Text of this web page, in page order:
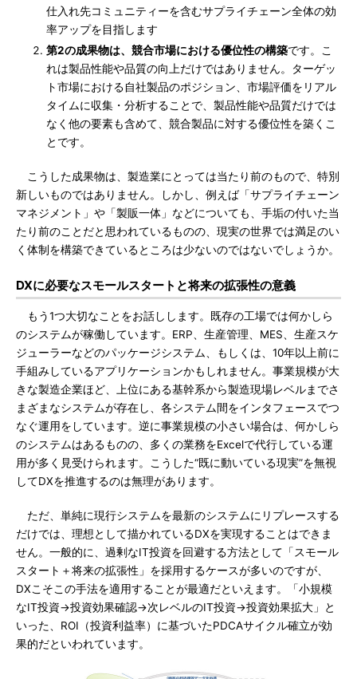
仕入れ先コミュニティーを含むサプライチェーン全体の効
率アップを目指します
第2の成果物は、競合市場における優位性の構築です。こ
れは製品性能や品質の向上だけではありません。ターゲッ
ト市場における自社製品のポジション、市場評価をリアル
タイムに収集・分析することで、製品性能や品質だけでは
なく他の要素も含めて、競合製品に対する優位性を築くこ
とです。
こうした成果物は、製造業にとっては当たり前のもので、特別
新しいものではありません。しかし、例えば「サプライチェーン
マネジメント」や「製販一体」などについても、手垢の付いた当
たり前のことだと思われているものの、現実の世界では満足のい
く体制を構築できているところは少ないのではないでしょうか。
DXに必要なスモールスタートと将来の拡張性の意義
もう1つ大切なことをお話しします。既存の工場では何かしら
のシステムが稼働しています。ERP、生産管理、MES、生産スケ
ジューラーなどのパッケージシステム、もしくは、10年以上前に
手組みしているアプリケーションかもしれません。事業規模が大
きな製造企業ほど、上位にある基幹系から製造現場レベルまでさ
まざまなシステムが存在し、各システム間をインタフェースでつ
なぐ運用をしています。逆に事業規模の小さい場合は、何かしら
のシステムはあるものの、多くの業務をExcelで代行している運
用が多く見受けられます。こうした“既に動いている現実”を無視
してDXを推進するのは無理があります。
ただ、単純に現行システムを最新のシステムにリプレースする
だけでは、理想として描かれているDXを実現することはできま
せん。一般的に、過剰なIT投資を回避する方法として「スモール
スタート＋将来の拡張性」を採用するケースが多いのですが、
DXこそこの手法を適用することが最適だといえます。「小規模
なIT投資→投資効果確認→次レベルのIT投資→投資効果拡大」と
いった、ROI（投資利益率）に基づいたPDCAサイクル確立が効
果的だといわれています。